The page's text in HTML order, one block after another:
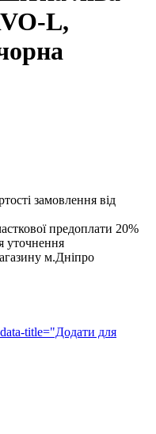
L,
замовлення від
предоплати 20%
уточнення
м.Дніпро
title="Додати для